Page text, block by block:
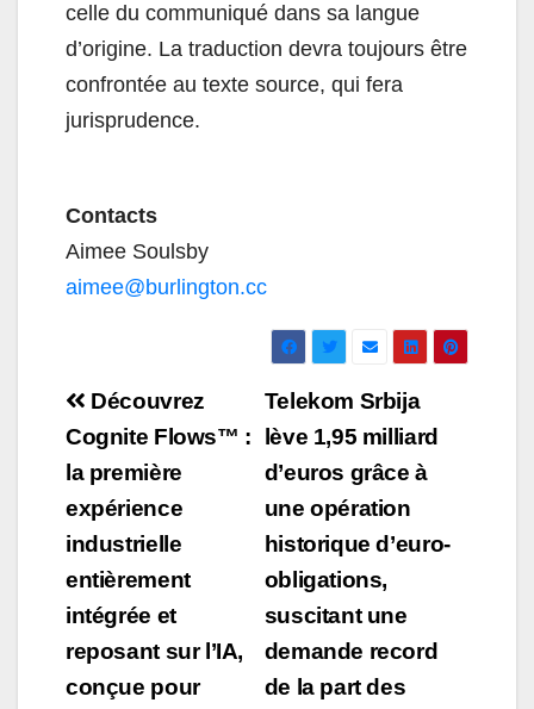
celle du communiqué dans sa langue
d’origine. La traduction devra toujours être
confrontée au texte source, qui fera
jurisprudence.
Contacts
Aimee Soulsby
aimee@burlington.cc
Navigation
de
l’article
Telekom Srbija
lève 1,95 milliard
d’euros grâce à
une opération
historique d’euro-
obligations,
suscitant une
demande record
de la part des
Découvrez
Cognite Flows™ :
la première
expérience
industrielle
entièrement
intégrée et
reposant sur l’IA,
conçue pour